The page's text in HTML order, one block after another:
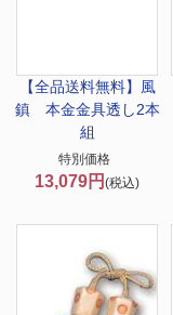
【全品送料無料】 風
鎮 本金金具透し2本
組
特別価格
13,079円(税込)